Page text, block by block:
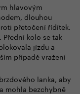
hlavovým
dlouhou
přetočení řídítek.
kolo se tak
jízdu a
případě vražení
lanka, aby
mohla bezchybně